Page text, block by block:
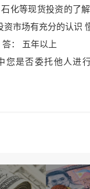
化等现货投资的了
资市场有充分的认识
： 五年以上
您是否委托他人进